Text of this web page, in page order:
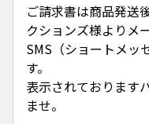
ご請求書は商品発送
クションズ様よりメ
SMS（ショートメッ
す。
表示されております
ませ。